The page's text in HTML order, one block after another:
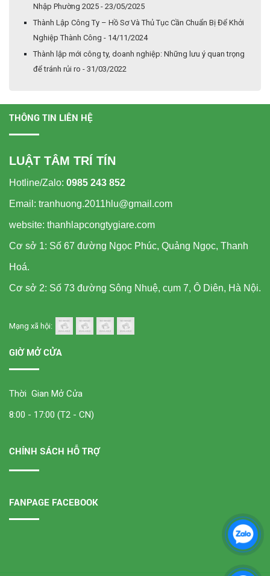
Nhập Phường 2025 - 23/05/2025
Thành Lập Công Ty – Hồ Sơ Và Thủ Tục Cần Chuẩn Bị Để Khởi
Nghiệp Thành Công - 14/11/2024
Thành lập mới công ty, doanh nghiệp: Những lưu ý quan trọng
để tránh rủi ro - 31/03/2022
THÔNG TIN LIÊN HỆ
LUẬT TÂM TRÍ TÍN
Hotline/Zalo: 0985 243 852
Email: tranhuong.2011hlu@gmail.com
website: thanhlapcongtygiare.com
Cơ sở 1: Số 67 đường Ngọc Phúc, Quảng Ngọc, Thanh
Hoá.
Cơ sở 2: Số 73 đường Sông Nhuệ, cụm 7, Ô Diên, Hà Nội.
Mạng xã hội:
GIỜ MỞ CỬA
Thời Gian Mở Cửa
8:00 - 17:00 (T2 - CN)
CHÍNH SÁCH HỖ TRỢ
FANPAGE FACEBOOK